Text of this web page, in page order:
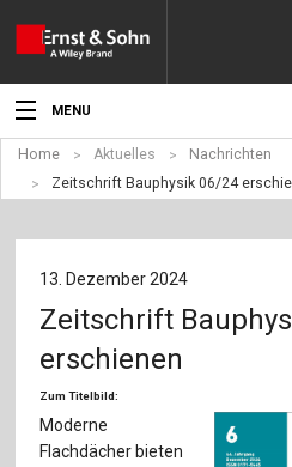
MENU
Aktuelles
Angebote
Fachgebiete
Werben
Home Aktuelles
Nachrichten
Zeitschrift Bauphysik 06/24
13. Dezember 2024
Zeitschrift
erschienen
Zum Titelbild:
Moderne
Flachdächer bieten